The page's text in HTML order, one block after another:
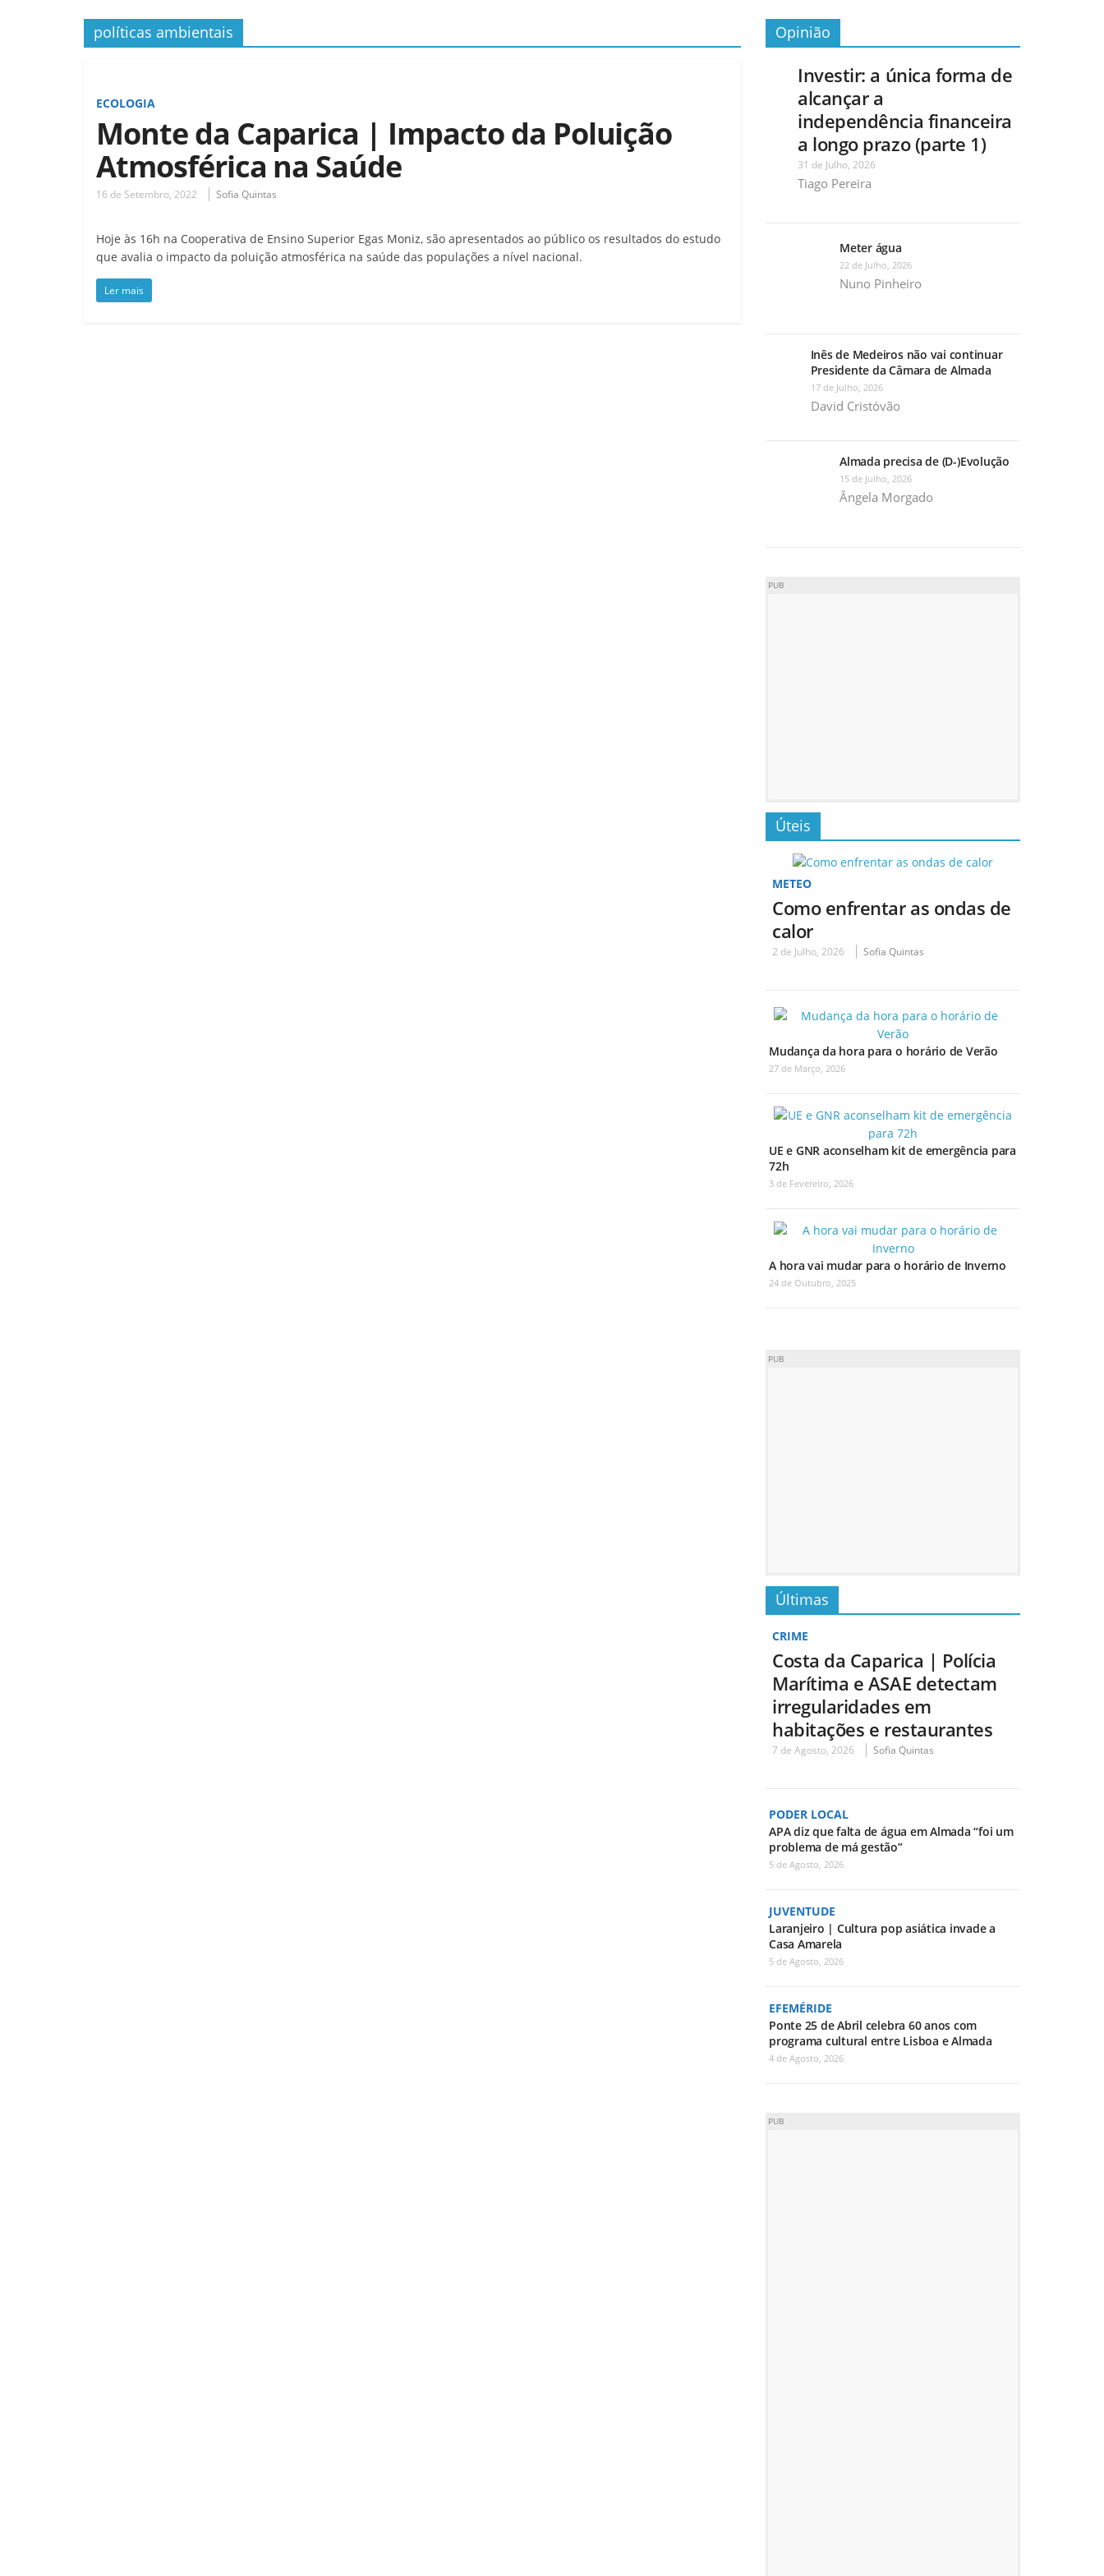
políticas ambientais
ECOLOGIA
Monte da Caparica | Impacto da Poluição
Atmosférica na Saúde
16 de Setembro, 2022 Sofia Quintas
Hoje às 16h na Cooperativa de Ensino Superior Egas Moniz, são apresentados ao público os resultados do estudo
que avalia o impacto da poluição atmosférica na saúde das populações a nível nacional.
Ler mais
Opinião
Investir: a única forma de
alcançar a
independência financeira
a longo prazo (parte 1)
31 de Julho, 2026
Tiago Pereira
Meter água
22 de Julho, 2026
Nuno Pinheiro
Inês de Medeiros não vai continuar
Presidente da Câmara de Almada
17 de Julho, 2026
David Cristóvão
Almada precisa de (D-)Evolução
15 de Julho, 2026
Ângela Morgado
PUB
Úteis
METEO
Como enfrentar as ondas de
calor
2 de Julho, 2026 Sofia Quintas
Mudança da hora para o horário de Verão
27 de Março, 2026
UE e GNR aconselham kit de emergência para
72h
3 de Fevereiro, 2026
A hora vai mudar para o horário de Inverno
24 de Outubro, 2025
PUB
Últimas
CRIME
Costa da Caparica | Polícia
Marítima e ASAE detectam
irregularidades em
habitações e restaurantes
7 de Agosto, 2026 Sofia Quintas
PODER LOCAL
APA diz que falta de água em Almada “foi um
problema de má gestão”
5 de Agosto, 2026
JUVENTUDE
Laranjeiro | Cultura pop asiática invade a
Casa Amarela
5 de Agosto, 2026
EFEMÉRIDE
Ponte 25 de Abril celebra 60 anos com
programa cultural entre Lisboa e Almada
4 de Agosto, 2026
PUB